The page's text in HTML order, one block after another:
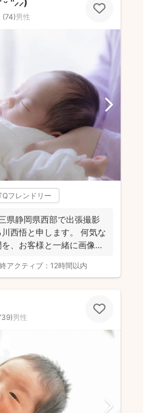
(74)男性
フレンドリー
県静岡県西部で出張撮影
西悟と申します。 何気な
、お客様と一緒に画像と
アクティブ： 12時間以内
)男性